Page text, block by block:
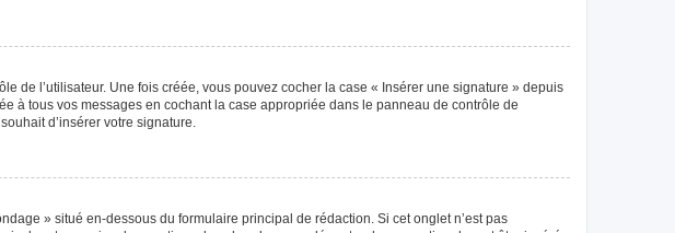
de l’utilisateur. Une fois créée, vous pouvez cocher la case « Insérer une signature » depuis
à tous vos messages en cochant la case appropriée dans le panneau de contrôle de
d’insérer votre signature.
» situé en-dessous du formulaire principal de rédaction. Si cet onglet n’est pas